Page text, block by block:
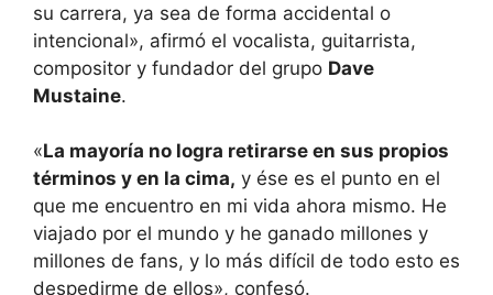
su carrera, ya sea de forma accidental o
intencional», afirmó el vocalista, guitarrista,
compositor y fundador del grupo Dave
Mustaine.
«La mayoría no logra retirarse en sus propios
términos y en la cima, y ése es el punto en el
que me encuentro en mi vida ahora mismo. He
viajado por el mundo y he ganado millones y
millones de fans, y lo más difícil de todo esto es
despedirme de ellos», confesó.